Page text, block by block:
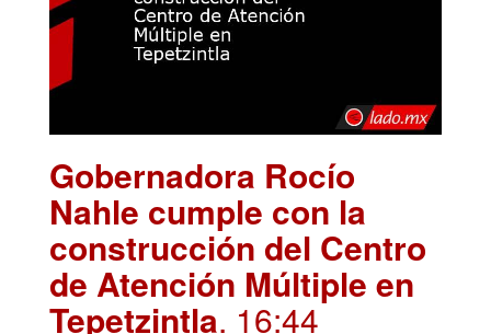
Gobernadora Rocío
Nahle cumple con la
construcción del Centro
de Atención Múltiple en
Tepetzintla. 16:44